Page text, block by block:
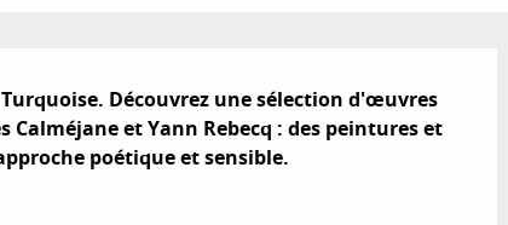
Découvrez une sélection d'œuvres
et Yann Rebecq : des peintures et
poétique et sensible.